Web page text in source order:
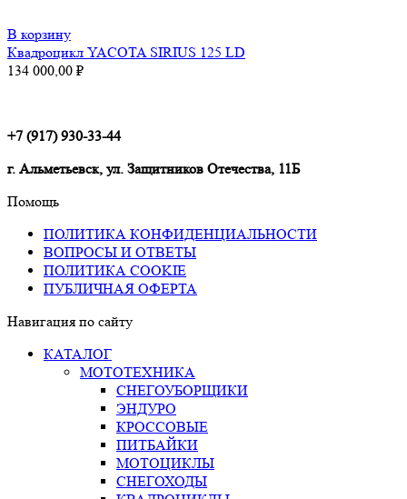
В корзину
Квадроцикл YACOTA SIRIUS 125 LD
134 000,00 ₽
+7 (917) 930-33-44
г. Альметьевск, ул. Защитников Отечества, 11Б
Помощь
ПОЛИТИКА КОНФИДЕНЦИАЛЬНОСТИ
ВОПРОСЫ И ОТВЕТЫ
ПОЛИТИКА COOKIE
ПУБЛИЧНАЯ ОФЕРТА
Навигация по сайту
КАТАЛОГ
МОТОТЕХНИКА
СНЕГОУБОРЩИКИ
ЭНДУРО
КРОССОВЫЕ
ПИТБАЙКИ
МОТОЦИКЛЫ
СНЕГОХОДЫ